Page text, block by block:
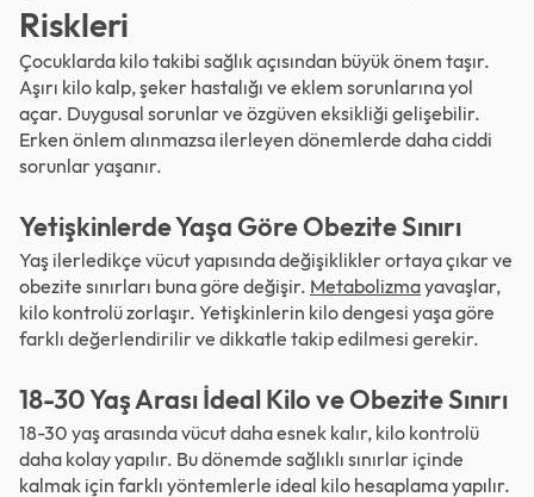
Riskleri
Çocuklarda kilo takibi sağlık açısından büyük önem taşır.
Aşırı kilo kalp, şeker hastalığı ve eklem sorunlarına yol
açar. Duygusal sorunlar ve özgüven eksikliği gelişebilir.
Erken önlem alınmazsa ilerleyen dönemlerde daha ciddi
sorunlar yaşanır.
Yetişkinlerde Yaşa Göre Obezite Sınırı
Yaş ilerledikçe vücut yapısında değişiklikler ortaya çıkar ve
obezite sınırları buna göre değişir. Metabolizmayavaşlar,
kilo kontrolü zorlaşır. Yetişkinlerin kilo dengesi yaşa göre
farklı değerlendirilir ve dikkatle takip edilmesi gerekir.
18-30 Yaş Arası İdeal Kilo ve Obezite Sınırı
18-30 yaş arasında vücut daha esnek kalır, kilo kontrolü
daha kolay yapılır. Bu dönemde sağlıklı sınırlar içinde
kalmak için farklı yöntemlerle ideal kilo hesaplama yapılır.